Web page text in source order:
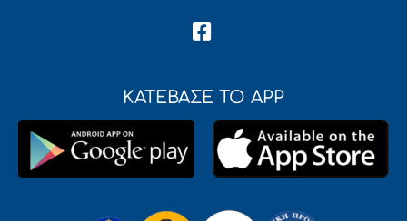
ΚΑΤΕΒΑΣΕ ΤΟ APP